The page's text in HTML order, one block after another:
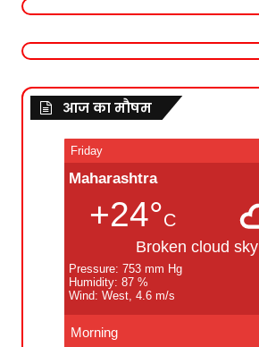
आज का मौषम
Friday
Maharashtra
+24°C
Broken cloud sky
Pressure: 753 mm Hg
Humidity: 87 %
Wind: West, 4.6 m/s
Morning